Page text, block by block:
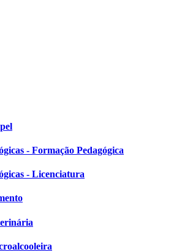
- Formação Pedagógica
- Licenciatura